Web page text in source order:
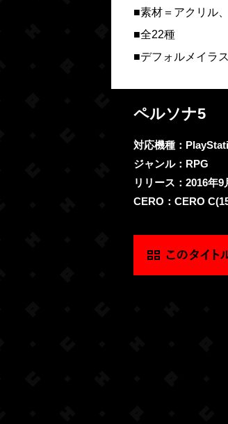
■素材＝アクリル
■全22種
■デフォルメイラ
ペルソナ5
対応機種：
ジャンル：RPG
リリース：2016年9
CERO：CERO